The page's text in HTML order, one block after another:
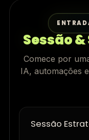
Sessão
Comece por
IA, automações
Sessão